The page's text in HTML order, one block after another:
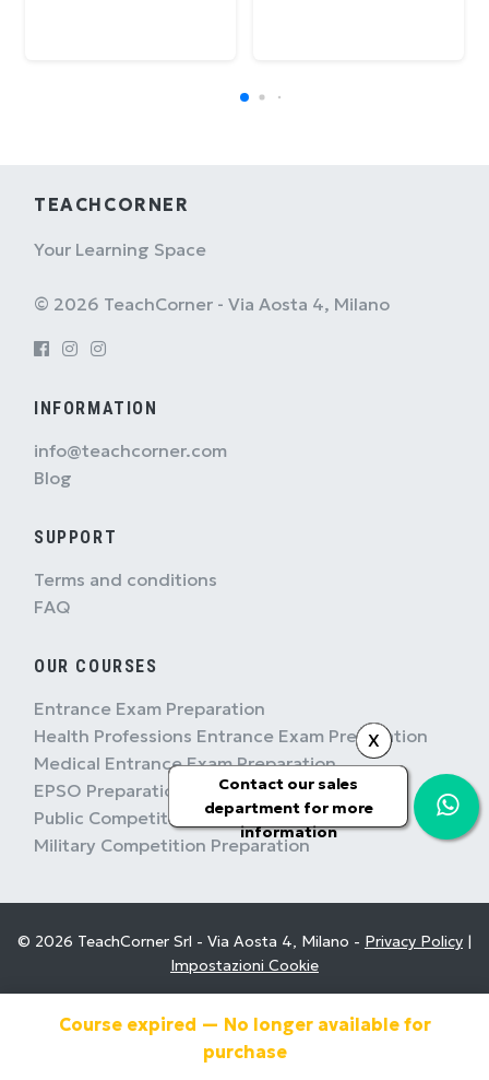
Course expired — No longer available for
purchase
X
Contact our sales
department for more
information
TEACHCORNER
Your Learning Space
© 2026 TeachCorner - Via Aosta 4, Milano
INFORMATION
info@teachcorner.com
Blog
SUPPORT
Terms and conditions
FAQ
OUR COURSES
Entrance Exam Preparation
Health Professions Entrance Exam Preparation
Medical Entrance Exam Preparation
EPSO Preparation
Public Competition Preparation
Military Competition Preparation
© 2026 TeachCorner Srl - Via Aosta 4, Milano - Privacy Policy |
Impostazioni Cookie